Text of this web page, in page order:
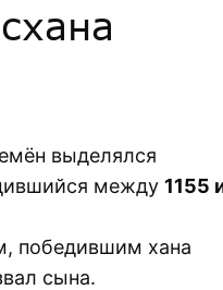
выделялся
между 1155
победившим хана
сына.